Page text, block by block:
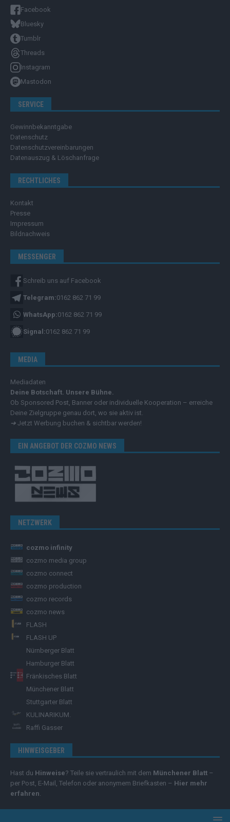
Facebook
Bluesky
Tumblr
Threads
Instagram
Mastodon
SERVICE
Gewinnbekanntgabe
Datenschutz
Datenschutzvereinbarungen
Datenauszug & Löschanfrage
RECHTLICHES
Kontakt
Presse
Impressum
Bildnachweis
MESSENGER
Schreib uns auf Facebook
Telegram:0162 862 71 99
WhatsApp:0162 862 71 99
Signal:0162 862 71 99
MEDIA
Mediadaten
Deine Botschaft. Unsere Bühne.
Ob Sponsored Post, Banner oder individuelle Kooperation – erreiche
Deine Zielgruppe genau dort, wo sie aktiv ist.
➔ Jetzt Werbung buchen & sichtbar werden!
EIN ANGEBOT DER COZMO NEWS
NETZWERK
cozmo infinity
cozmo media group
cozmo connect
cozmo production
cozmo records
cozmo news
FLASH
FLASH UP
Nürnberger Blatt
Hamburger Blatt
Fränkisches Blatt
Münchener Blatt
Stuttgarter Blatt
KULINARIKUM.
Raffi Gasser
HINWEISGEBER
Hast du Hinweise? Teile sie vertraulich mit dem Münchener Blatt –
per Post, E-Mail, Telefon oder anonymem Briefkasten – Hier mehr
erfahren